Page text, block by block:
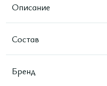
Описание
Состав
Бренд